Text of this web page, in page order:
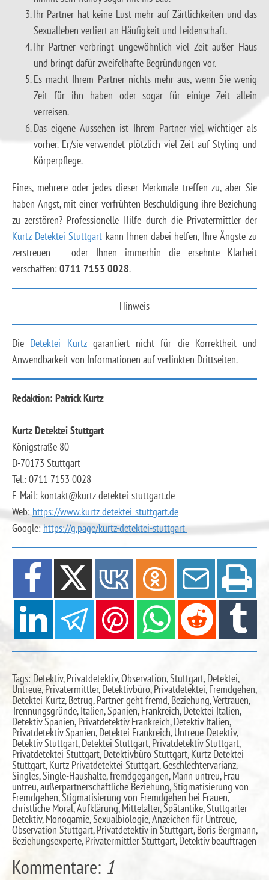
Ihr Partner hat keine Lust mehr auf Zärtlichkeiten und das
Sexualleben verliert an Häufigkeit und Leidenschaft.
Ihr Partner verbringt ungewöhnlich viel Zeit außer Haus
und bringt dafür zweifelhafte Begründungen vor.
Es macht Ihrem Partner nichts mehr aus, wenn Sie wenig
Zeit für ihn haben oder sogar für einige Zeit allein
verreisen.
Das eigene Aussehen ist Ihrem Partner viel wichtiger als
vorher. Er/sie verwendet plötzlich viel Zeit auf Styling und
Körperpflege.
Eines, mehrere oder jedes dieser Merkmale treffen zu, aber Sie
haben Angst, mit einer verfrühten Beschuldigung ihre Beziehung
zu zerstören? Professionelle Hilfe durch die Privatermittler der
Kurtz Detektei Stuttgart kann Ihnen dabei helfen, Ihre Ängste zu
zerstreuen – oder Ihnen immerhin die ersehnte Klarheit
verschaffen: 0711 7153 0028.
Hinweis
Die Detektei Kurtzgarantiert nicht für die Korrektheit und
Anwendbarkeit von Informationen auf verlinkten Drittseiten.
Redaktion: Patrick Kurtz
Kurtz Detektei Stuttgart
Königstraße 80
D-70173 Stuttgart
Tel.: 0711 7153 0028
E-Mail: kontakt@kurtz-detektei-stuttgart.de
Web: https://www.kurtz-detektei-stuttgart.de
Google:https://g.page/kurtz-detektei-stuttgart
Tags: Detektiv, Privatdetektiv, Observation, Stuttgart, Detektei,
Untreue, Privatermittler, Detektivbüro, Privatdetektei, Fremdgehen,
Detektei Kurtz, Betrug, Partner geht fremd, Beziehung, Vertrauen,
Trennungsgründe, Italien, Spanien, Frankreich, Detektei Italien,
Detektiv Spanien, Privatdetektiv Frankreich, Detektiv Italien,
Privatdetektiv Spanien, Detektei Frankreich, Untreue-Detektiv,
Detektiv Stuttgart, Detektei Stuttgart, Privatdetektiv Stuttgart,
Privatdetektei Stuttgart, Detektivbüro Stuttgart, Kurtz Detektei
Stuttgart, Kurtz Privatdetektei Stuttgart, Geschlechtervarianz,
Singles, Single-Haushalte, fremdgegangen, Mann untreu, Frau
untreu, außerpartnerschaftliche Beziehung, Stigmatisierung von
Fremdgehen, Stigmatisierung von Fremdgehen bei Frauen,
christliche Moral, Aufklärung, Mittelalter, Spätantike, Stuttgarter
Detektiv, Monogamie, Sexualbiologie, Anzeichen für Untreue,
Observation Stuttgart, Privatdetektiv in Stuttgart, Boris Bergmann,
Beziehungsexperte, Privatermittler Stuttgart, Detektiv beauftragen
Kommentare: 1